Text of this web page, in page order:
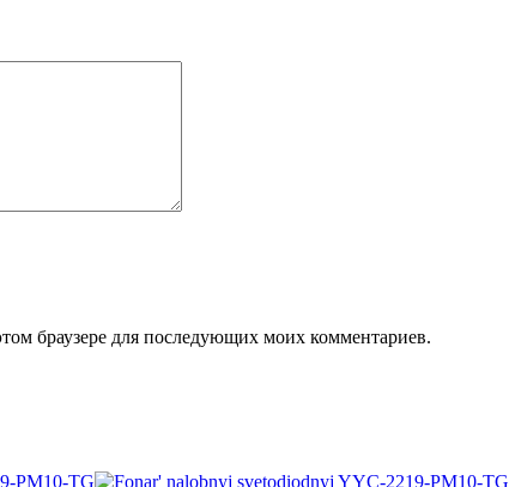
браузере для последующих моих комментариев.